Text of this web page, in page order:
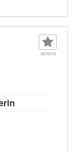
MERKEN